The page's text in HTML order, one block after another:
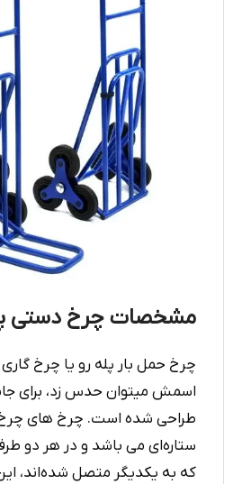
مشخصات چرخ دستی
چرخ حمل بار پله رو یا چرخ گاری
اسمش میتوان حدس زد، برای
طراحی شده است. چرخ های
ستاره‌ای می باشد و در هر دو
که به یکدیگر متصل شده‌اند،